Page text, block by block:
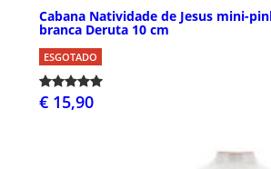
Cabana Natividade de Jesus mini-
branca Deruta 10 cm
ESGOTADO
€ 15,90